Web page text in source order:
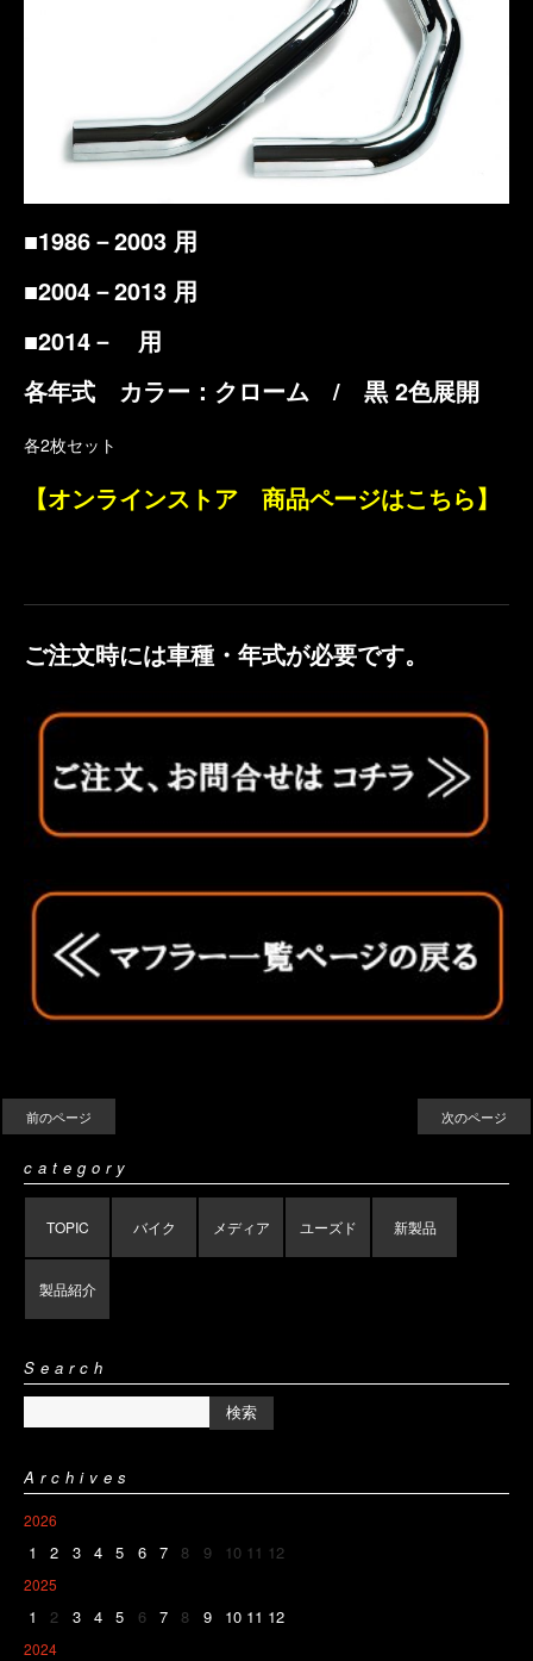
■1986－2003 用
■2004－2013 用
■2014－ 用
各年式 カラー：クローム / 黒 2色展開
各2枚セット
【オンラインストア 商品ページはこちら】
ご注文時には車種・年式が必要です。
前のページ 次のページ
category
TOPIC バイク メディア ユーズド 新製品
製品紹介
Search
Archives
2026
1 2 3 4 5 6 7 8 9 10 11 12
2025
1 2 3 4 5 6 7 8 9 10 11 12
2024